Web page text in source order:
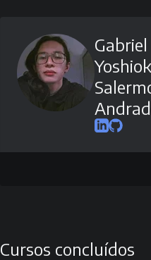
Gabriel
Cursos concluídos